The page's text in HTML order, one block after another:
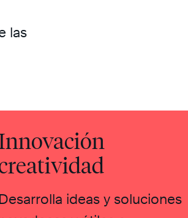
las
Desarrolla ideas y soluciones